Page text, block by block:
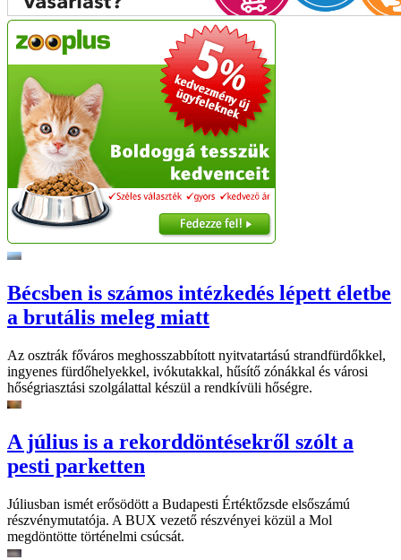
Bécsben is számos intézkedés lépett életbe
a brutális meleg miatt
Az osztrák főváros meghosszabbított nyitvatartású strandfürdőkkel,
ingyenes fürdőhelyekkel, ivókutakkal, hűsítő zónákkal és városi
hőségriasztási szolgálattal készül a rendkívüli hőségre.
A július is a rekorddöntésekről szólt a
pesti parketten
Júliusban ismét erősödött a Budapesti Értéktőzsde elsőszámú
részvénymutatója. A BUX vezető részvényei közül a Mol
megdöntötte történelmi csúcsát.